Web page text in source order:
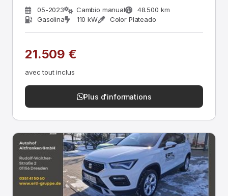
05-2023 Cambio manual
48.500 km
Gasolina
110 kW Color Plateado
21.509 €
avec tout inclus
Plus d'informations